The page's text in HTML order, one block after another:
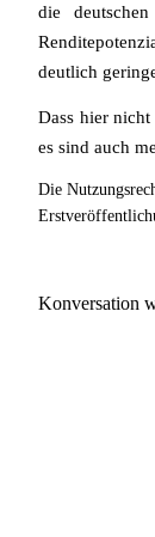
die
deutlich
Dass hier
es sind auch
Die
Konversation